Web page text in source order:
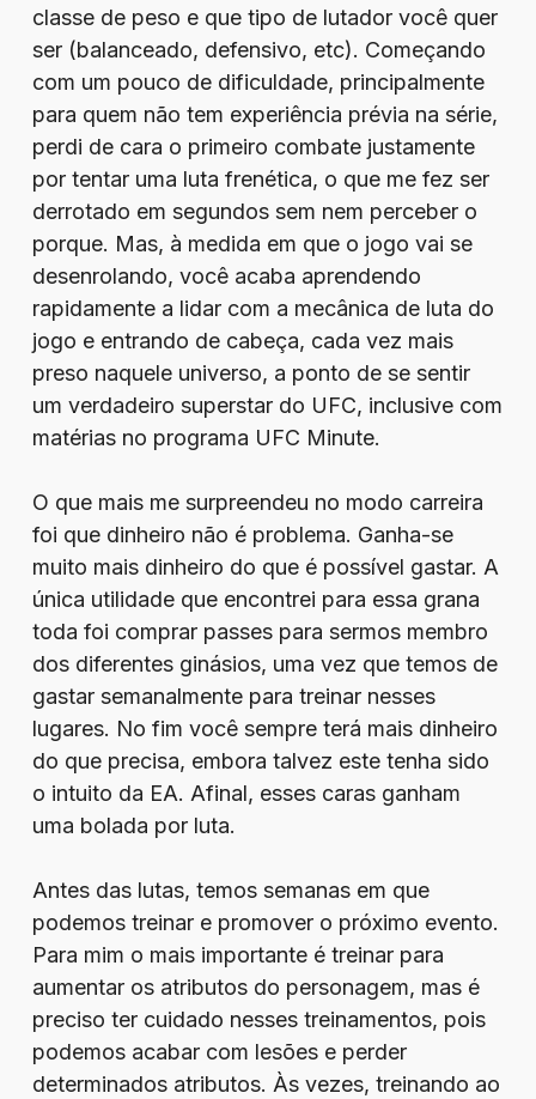
classe de peso e que tipo de lutador você quer
ser (balanceado, defensivo, etc). Começando
com um pouco de dificuldade, principalmente
para quem não tem experiência prévia na série,
perdi de cara o primeiro combate justamente
por tentar uma luta frenética, o que me fez ser
derrotado em segundos sem nem perceber o
porque. Mas, à medida em que o jogo vai se
desenrolando, você acaba aprendendo
rapidamente a lidar com a mecânica de luta do
jogo e entrando de cabeça, cada vez mais
preso naquele universo, a ponto de se sentir
um verdadeiro superstar do UFC, inclusive com
matérias no programa UFC Minute.
O que mais me surpreendeu no modo carreira
foi que dinheiro não é problema. Ganha-se
muito mais dinheiro do que é possível gastar. A
única utilidade que encontrei para essa grana
toda foi comprar passes para sermos membro
dos diferentes ginásios, uma vez que temos de
gastar semanalmente para treinar nesses
lugares. No fim você sempre terá mais dinheiro
do que precisa, embora talvez este tenha sido
o intuito da EA. Afinal, esses caras ganham
uma bolada por luta.
Antes das lutas, temos semanas em que
podemos treinar e promover o próximo evento.
Para mim o mais importante é treinar para
aumentar os atributos do personagem, mas é
preciso ter cuidado nesses treinamentos, pois
podemos acabar com lesões e perder
determinados atributos. Às vezes, treinando ao